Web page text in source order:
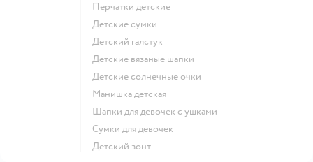
Перчатки детские
Детские сумки
Детский галстук
Детские вязаные шапки
Детские солнечные очки
Манишка детская
Шапки для девочек с ушками
Сумки для девочек
Детский зонт